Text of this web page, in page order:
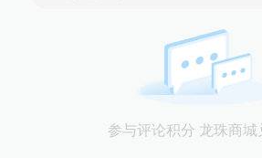
参与评论积分 龙珠商城